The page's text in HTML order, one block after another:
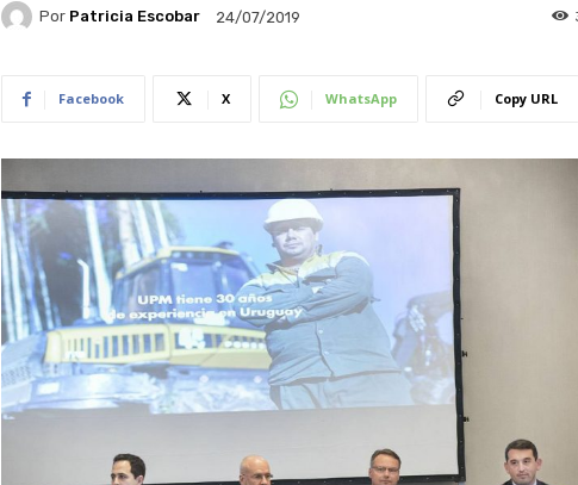
Por Patricia Escobar 24/07/2019
Facebook X WhatsApp Copy URL